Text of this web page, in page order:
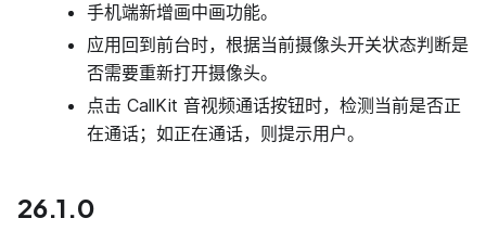
手机端新增画中画功能。
应用回到前台时，根据当前摄像头开关状态判断是
否需要重新打开摄像头。
点击 CallKit 音视频通话按钮时，检测当前是否正
在通话；如正在通话，则提示用户。
26.1.0